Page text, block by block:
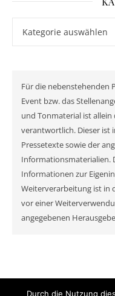
Für die nebenstehenden
Event bzw. das
und Tonmaterial ist allein
verantwortlich. Dieser ist
Pressetexte sowie der
Informationsmaterialien.
Informationen zur
Weiterverarbeitung ist in
vor einer
angegebenen
Durch die Nutzung